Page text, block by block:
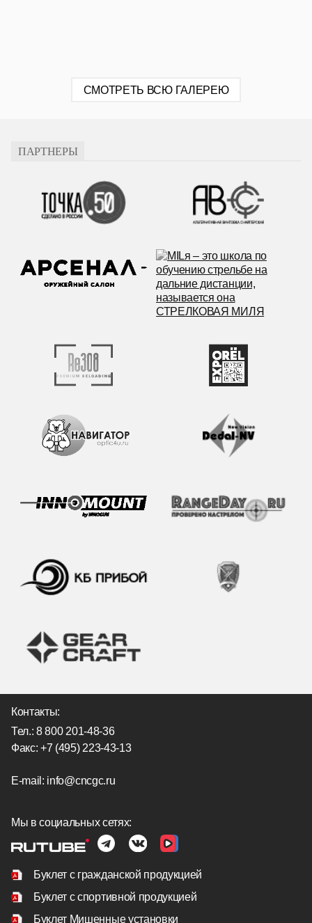
СМОТРЕТЬ ВСЮ ГАЛЕРЕЮ
ПАРТНЕРЫ
Контакты:
Тел.:8 800 201-48-36
Факс: +7 (495) 223-43-13
E-mail: info@cncgc.ru
Мы в социальных сетях:
Буклет с гражданской продукцией
Буклет с спортивной продукцией
Буклет Мишенные установки